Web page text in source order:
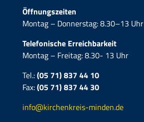
Öffnungszeiten
Montag – Donnerstag: 8.30–13 Uhr
Telefonische Erreichbarkeit
Montag – Freitag: 8.30- 13 Uhr
Tel.:(05 71) 837 44 10
Fax:(05 71)837 44 30
info@kirchenkreis-minden.de